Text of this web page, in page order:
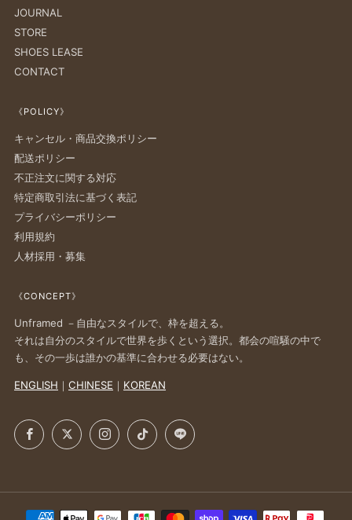
JOURNAL
STORE
SHOES LEASE
CONTACT
《POLICY》
キャンセル・商品交換ポリシー
配送ポリシー
不正注文に関する対応
特定商取引法に基づく表記
プライバシーポリシー
利用規約
人材採用・募集
《CONCEPT》
Unframed －自由なスタイルで、枠を超える。
それは自分のスタイルで世界を歩くという選択。都会の喧騒の中で
も、その一歩は誰かの基準に合わせる必要はない。
ENGLISH ｜ CHINESE ｜ KOREAN
Facebook
X InstagramTikTokLINE